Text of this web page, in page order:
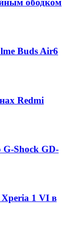
Buds Air6
Redmi
Shock GD-
1 VI в